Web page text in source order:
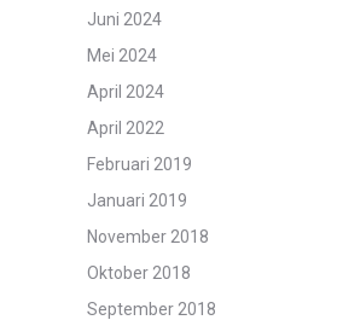
Juni 2024
Mei 2024
April 2024
April 2022
Februari 2019
Januari 2019
November 2018
Oktober 2018
September 2018